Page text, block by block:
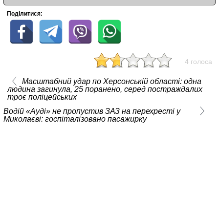
Поділитися:
4 голоса
Масштабний удар по Херсонській області: одна
людина загинула, 25 поранено, серед постраждалих
троє поліцейських
Водій «Ауді» не пропустив ЗАЗ на перехресті у
Миколаєві: госпіталізовано пасажирку